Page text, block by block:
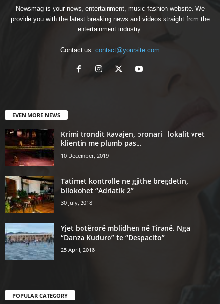
Newsmag is your news, entertainment, music fashion website. We
provide you with the latest breaking news and videos straight from the
entertainment industry.
Contact us: contact@yoursite.com
EVEN MORE NEWS
Krimi trondit Kavajen, pronari i lokalit vret
klientin me plumb pas...
10 December, 2019
Tatimet kontrolle ne gjithe bregdetin,
bllokohet “Adriatik 2”
30 July, 2018
Yjet botërorë mblidhen në Tiranë. Nga
“Danza Kuduro” te “Despacito”
25 April, 2018
POPULAR CATEGORY